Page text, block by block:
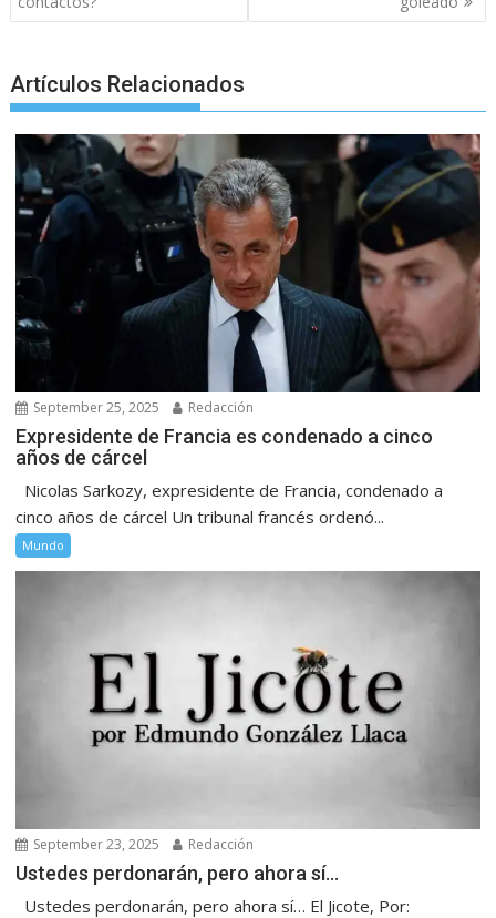
k p er
Artículos Relacionados
September 25, 2025 Redacción
Expresidente de Francia es condenado a cinco
años de cárcel
Nicolas Sarkozy, expresidente de Francia, condenado a
cinco años de cárcel Un tribunal francés ordenó...
Mundo
September 23, 2025 Redacción
Ustedes perdonarán, pero ahora sí…
Ustedes perdonarán, pero ahora sí… El Jicote, Por: